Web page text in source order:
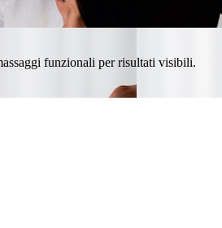
funzionali per risultati visibili.